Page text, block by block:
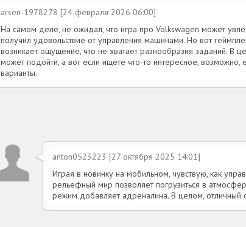
arsen-1978278 [24 февраля 2026 06:00]
На самом деле, не ожидал, что игра про Volkswagen может
получил удовольствие от управления машинами. Но вот
возникает ощущение, что не хватает разнообразия заданий. В
может подойти, а вот если ищете что-то интересное, возможно,
варианты.
anton0523223 [27 октября 2025 14:01]
Играя в новинку на мобильном, чувствую, как
рельефный мир позволяет погрузиться в
режим добавляет адреналина. В целом, отличный